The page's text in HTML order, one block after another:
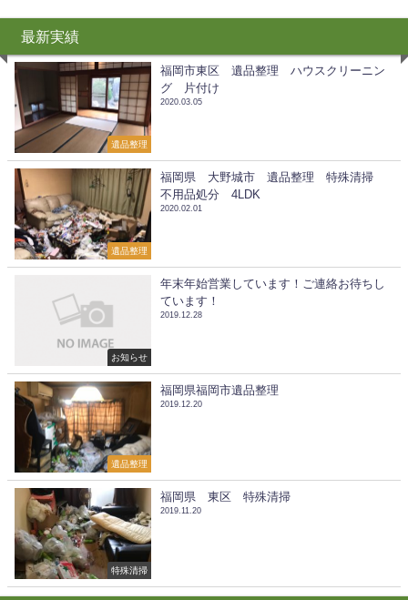
最新実績
遺品整理
福岡市東区 遺品整理 ハウスクリーニン
グ 片付け
2020.03.05
遺品整理
福岡県 大野城市 遺品整理 特殊清掃
不用品処分 4LDK
2020.02.01
お知らせ
年末年始営業しています！ご連絡お待ちし
ています！
2019.12.28
遺品整理
福岡県福岡市遺品整理
2019.12.20
特殊清掃
福岡県 東区 特殊清掃
2019.11.20